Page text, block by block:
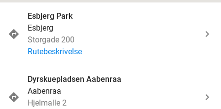
Esbjerg Park
Esbjerg
Storgade 200
Rutebeskrivelse
Dyrskuepladsen Aabenraa
Aabenraa
Hjelmalle 2